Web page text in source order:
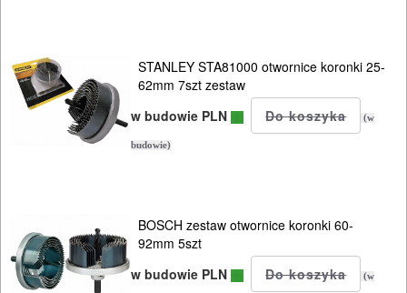
I
AKCESORIA
ELEKTRONARZĘDZI
osprzętowe
DO
STANLEY STA81000 otwornice koronki 25-
62mm 7szt zestaw
w budowie PLN
(w
budowie)
BOSCH zestaw otwornice koronki 60-
92mm 5szt
w budowie PLN
(w